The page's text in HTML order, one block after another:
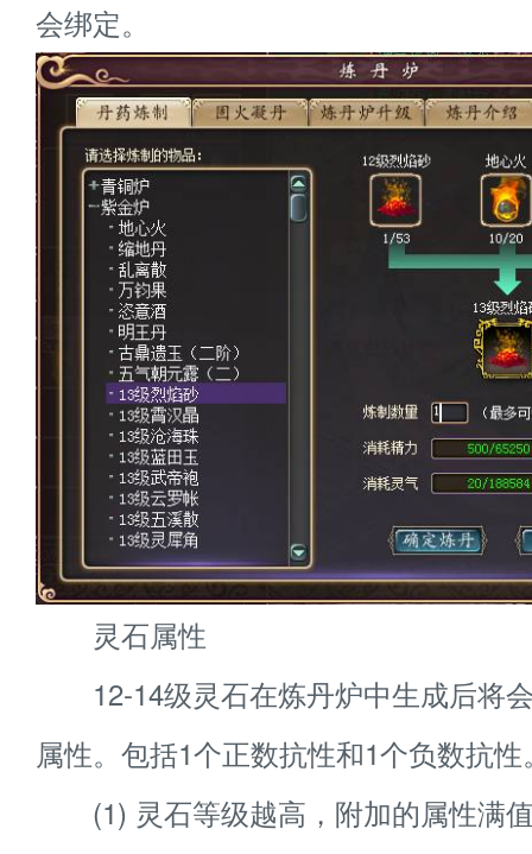
会绑定。
灵石属性
12-14级灵石在炼丹炉中生成后将
属性。包括1个正数抗性和1个负数抗性
(1) 灵石等级越高，附加的属性满